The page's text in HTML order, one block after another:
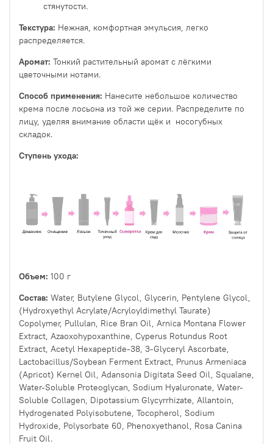
стянутости.
Текстура: Нежная, комфортная эмульсия, легко
распределяется.
Аромат: Тонкий растительный аромат с лёгкими
цветочными нотами.
Способ применения: Нанесите небольшое количество
крема после лосьона из той же серии. Распределите по
лицу, уделяя внимание области щёк и носогубных
складок.
Ступень ухода:
Объем: 100 г
Состав: Water, Butylene Glycol, Glycerin, Pentylene Glycol,
(Hydroxyethyl Acrylate/Acryloyldimethyl Taurate)
Copolymer, Pullulan, Rice Bran Oil, Arnica Montana Flower
Extract, Azaoxohypoxanthine, Cyperus Rotundus Root
Extract, Acetyl Hexapeptide-38, 3-Glyceryl Ascorbate,
Lactobacillus/Soybean Ferment Extract, Prunus Armeniaca
(Apricot) Kernel Oil, Adansonia Digitata Seed Oil, Squalane,
Water-Soluble Proteoglycan, Sodium Hyaluronate, Water-
Soluble Collagen, Dipotassium Glycyrrhizate, Allantoin,
Hydrogenated Polyisobutene, Tocopherol, Sodium
Hydroxide, Polysorbate 60, Phenoxyethanol, Rosa Canina
Fruit Oil.